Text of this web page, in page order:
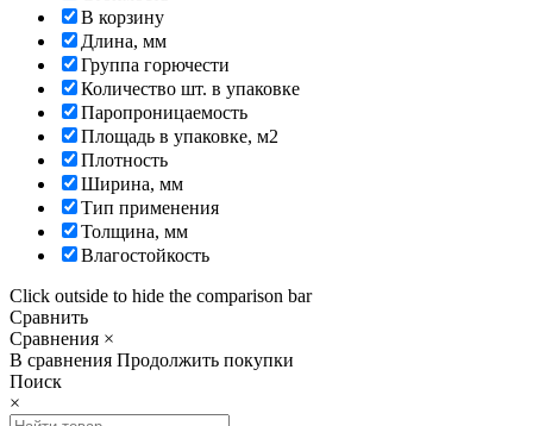
В корзину
Длина, мм
Группа горючести
Количество шт. в упаковке
Паропроницаемость
Площадь в упаковке, м2
Плотность
Ширина, мм
Тип применения
Толщина, мм
Влагостойкость
Click outside to hide the comparison bar
Сравнить
Сравнения ×
В сравнения Продолжить покупки
Поиск
×